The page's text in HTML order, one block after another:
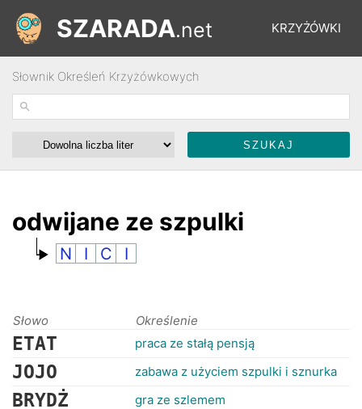
KRZYŻÓWKI
ŁAMIGŁÓWKI
RANKINGI
SZARADA.net
Słownik Określeń Krzyżówkowych
odwijane ze szpulki
N I C I
Słowo Określenie
ETAT praca ze stałą pensją
JOJO zabawa z użyciem szpulki i sznurka
BRYDŻ gra ze szlemem